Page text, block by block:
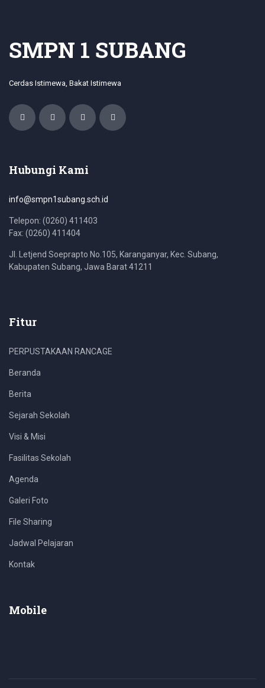
SMPN 1 SUBANG
Cerdas Istimewa, Bakat Istimewa
Hubungi Kami
info@smpn1subang.sch.id
Telepon: (0260) 411403
Fax: (0260) 411404
Jl. Letjend Soeprapto No.105, Karanganyar, Kec. Subang,
Kabupaten Subang, Jawa Barat 41211
Fitur
PERPUSTAKAAN RANCAGE
Beranda
Berita
Sejarah Sekolah
Visi & Misi
Fasilitas Sekolah
Agenda
Galeri Foto
File Sharing
Jadwal Pelajaran
Kontak
Mobile